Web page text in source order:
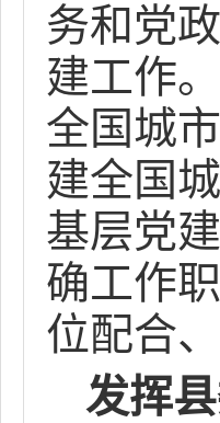
务和党
建工作
全国城
建全国
基层党
确工作
位配合
发挥